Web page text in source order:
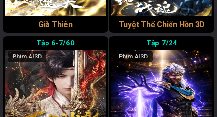
Già Thiên Tuyệt Thế Chiến Hồn 3D
6-7/60
Phim AI 3D
7/24
Phim AI3D